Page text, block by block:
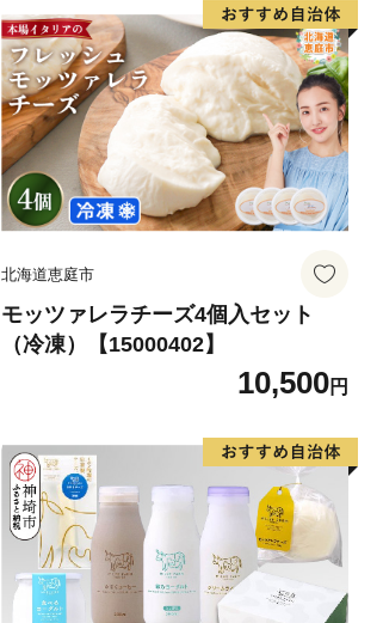
北海道恵庭市
モッツァレラチーズ4個入セット
（冷凍）【15000402】
10,500円